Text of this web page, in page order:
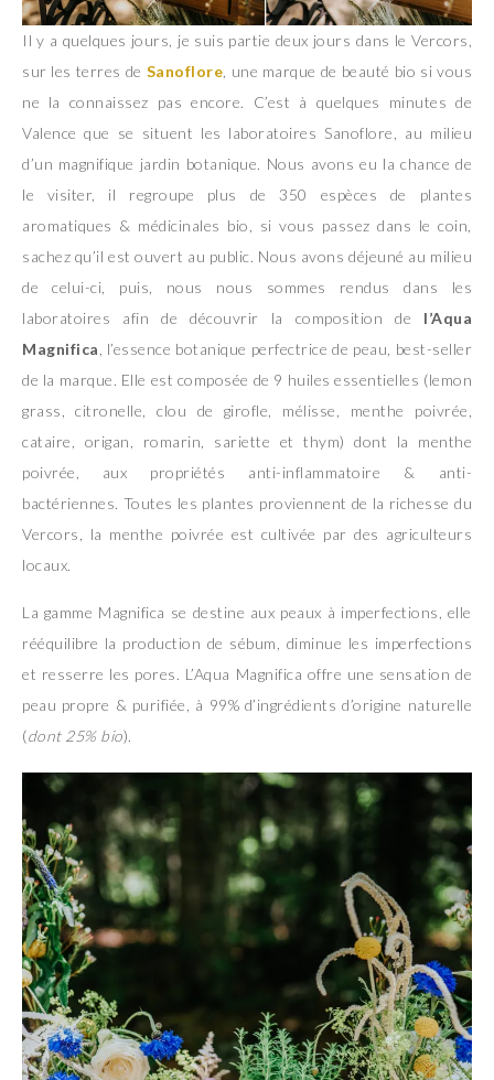
Il y a quelques jours, je suis partie deux jours dans le Vercors,
sur les terres de Sanoflore , une marque de beauté bio si vous
ne la connaissez pas encore. C’est à quelques minutes de
Valence que se situent les laboratoires Sanoflore, au milieu
d’un magnifique jardin botanique. Nous avons eu la chance de
le visiter, il regroupe plus de 350 espèces de plantes
aromatiques & médicinales bio, si vous passez dans le coin,
sachez qu’il est ouvert au public. Nous avons déjeuné au milieu
de celui-ci, puis, nous nous sommes rendus dans les
laboratoires afin de découvrir la composition de l’Aqua
Magnifica , l’essence botanique perfectrice de peau, best-seller
de la marque. Elle est composée de 9 huiles essentielles (lemon
grass, citronelle, clou de girofle, mélisse, menthe poivrée,
cataire, origan, romarin, sariette et thym) dont la menthe
poivrée, aux propriétés anti-inflammatoire & anti-
bactériennes. Toutes les plantes proviennent de la richesse du
Vercors, la menthe poivrée est cultivée par des agriculteurs
locaux.
La gamme Magnifica se destine aux peaux à imperfections, elle
rééquilibre la production de sébum, diminue les imperfections
et resserre les pores. L’Aqua Magnifica offre une sensation de
peau propre & purifiée, à 99% d’ingrédients d’origine naturelle
(dont 25% bio).